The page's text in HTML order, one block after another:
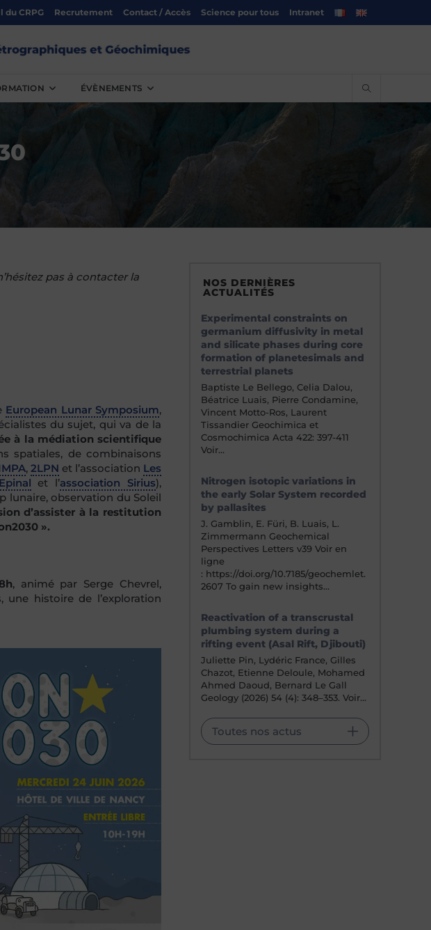
du CRPG Recrutement Contact / Accès Science pour tous Intranet
ÉVÈNEMENTS
pas à contacter la
European Lunar Symposium,
du sujet, qui va de la
à la médiation scientifique
spatiales, de combinaisons
, 2LPN et l’association Les
et l’association Sirius),
lunaire, observation du Soleil
d’assister à la restitution
».
, animé par Serge Chevrel,
histoire de l’exploration
NOS DERNIÈRES
ACTUALITÉS
Experimental constraints on
germanium diffusivity in metal
and silicate phases during core
formation of planetesimals and
terrestrial planets
Baptiste Le Bellego, Celia Dalou,
Béatrice Luais, Pierre Condamine,
Vincent Motto-Ros, Laurent
Tissandier Geochimica et
Cosmochimica Acta 422: 397-411
Voir…
Nitrogen isotopic variations in
the early Solar System recorded
by pallasites
J. Gamblin, E. Füri, B. Luais, L.
Zimmermann Geochemical
Perspectives Letters v39 Voir en
ligne
: https://doi.org/10.7185/geochemlet.
2607 To gain new insights…
Reactivation of a transcrustal
plumbing system during a
rifting event (Asal Rift, Djibouti)
Juliette Pin, Lydéric France, Gilles
Chazot, Etienne Deloule, Mohamed
Ahmed Daoud, Bernard Le Gall
Geology (2026) 54 (4): 348–353. Voir…
Toutes nos actus